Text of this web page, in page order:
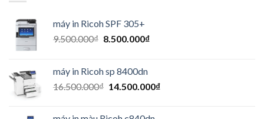
máy in Ricoh SPF 305+
9.500.000₫ 8.500.000₫
máy in Ricoh sp 8400dn
16.500.000₫ 14.500.000₫